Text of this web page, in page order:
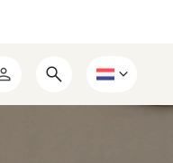
Mijn
RCN
Open
zoekformulier
Kies
een